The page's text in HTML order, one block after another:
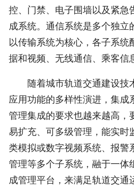
控、门禁、电子围墙以及紧急
成系统。通信系统是多个独立
以传输系统为核心，各子系统
据和视频、无线通信、乘客信
随着城市轨道交通建设技
应用功能的多样性演进，集成
管理集成的要求也越来越高，
易扩充、可多级管理，能实时
类模拟或数字视频系统、报警
管理等多个子系统，融于一体
成管理平台，来满足轨道交通